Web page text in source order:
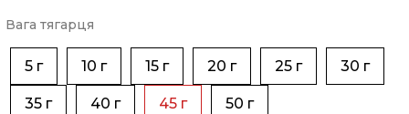
Вага тягарця
5 г 10 г 15 г 20 г 25 г 30 г
35 г 40 г 45 г 50 г